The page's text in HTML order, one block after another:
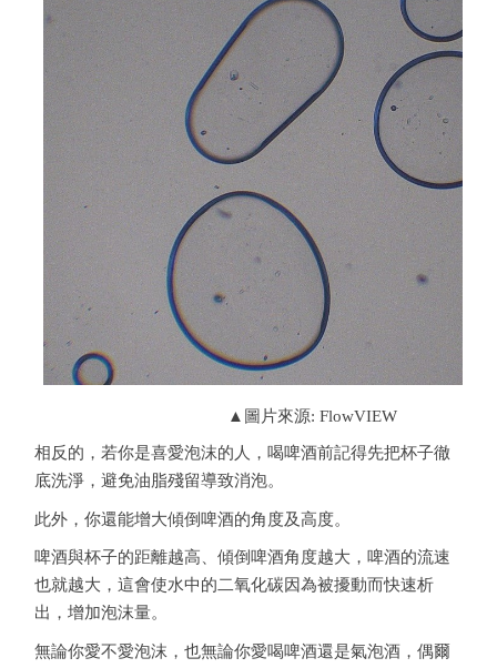
▲圖片來源: FlowVIEW
相反的，若你是喜愛泡沫的人，喝啤酒前記得先把杯子徹
底洗淨，避免油脂殘留導致消泡。
此外，你還能增大傾倒啤酒的角度及高度。
啤酒與杯子的距離越高、傾倒啤酒角度越大，啤酒的流速
也就越大，這會使水中的二氧化碳因為被擾動而快速析
出，增加泡沫量。
無論你愛不愛泡沫，也無論你愛喝啤酒還是氣泡酒，偶爾